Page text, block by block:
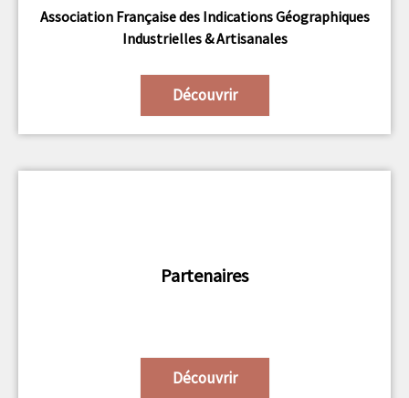
Association Française des Indications Géographiques
Industrielles & Artisanales
Découvrir
Partenaires
Découvrir